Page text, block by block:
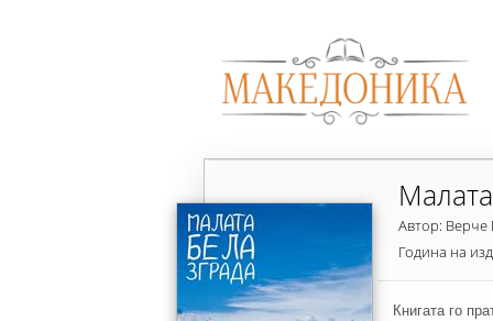
Автор: Верче
Година на
Книгата го